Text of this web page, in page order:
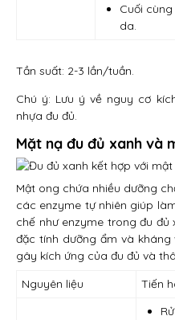
Cuối
da.
Tần suất: 2-3 lần/tuần.
Chú ý: Lưu ý về nguy cơ
nhựa đu đủ.
Mặt nạ đu đủ xanh và
Mật ong chứa nhiều dưỡng
các enzyme tự nhiên giúp
chế như enzyme trong đu
đặc tính dưỡng ẩm và kháng
gây kích ứng của đu đủ và
Nguyên liệu
Tiến